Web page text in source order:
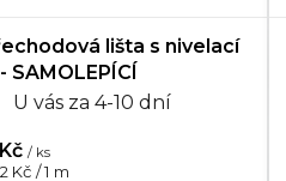
lišta s nivelací
SAMOLEPÍCÍ
U vás za 4-10 dní
/ ks
Kč / 1 m